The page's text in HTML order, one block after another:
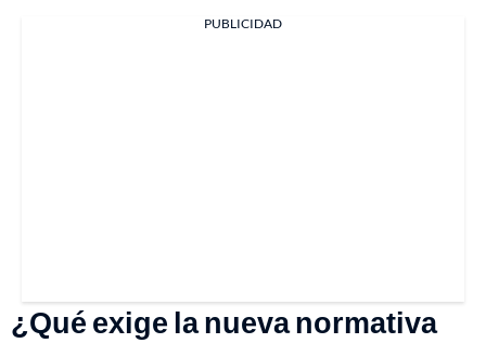
PUBLICIDAD
¿Qué exige la nueva normativa